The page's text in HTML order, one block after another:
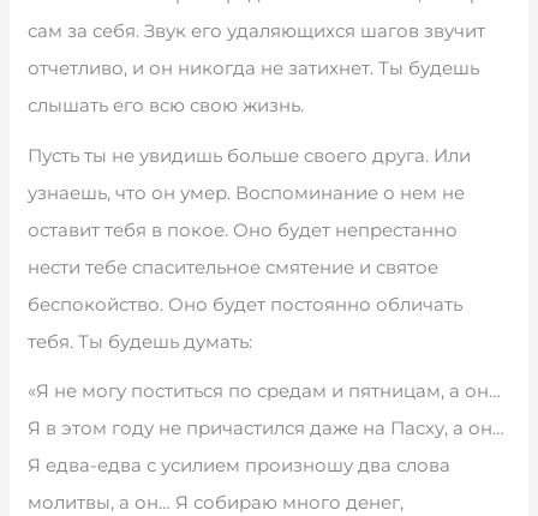
сам за себя. Звук его удаляющихся шагов звучит
отчетливо, и он никогда не затихнет. Ты будешь
слышать его всю свою жизнь.
Пусть ты не увидишь больше своего друга. Или
узнаешь, что он умер. Воспоминание о нем не
оставит тебя в покое. Оно будет непрестанно
нести тебе спасительное смятение и святое
беспокойство. Оно будет постоянно обличать
тебя. Ты будешь думать:
«Я не могу поститься по средам и пятницам, а он…
Я в этом году не причастился даже на Пасху, а он…
Я едва-едва с усилием произношу два слова
молитвы, а он… Я собираю много денег,